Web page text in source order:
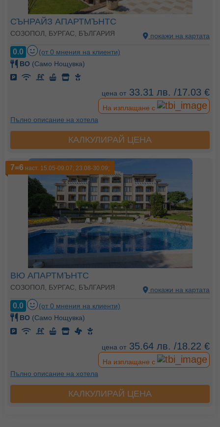
СЪНРАЙЗ АПАРТМЪНТС
СОЗОПОЛ, БУРГАС, БЪЛГАРИЯ покажи на картата
0.0
(от 0 мнения на клиенти)
BO (Само Нощувка)
цена от 33.31 лв. /17.03 €
На изплащане с
Пълно описание на хотела
КАЛКУЛИРАЙ ЦЕНА
7=6 наст. 15.05-09.07; 23.08-30.09;
ВЮ АПАРТМЪНТС
СОЗОПОЛ, БУРГАС, БЪЛГАРИЯ покажи на картата
0.0
(от 0 мнения на клиенти)
BO (Само Нощувка)
цена от 35.64 лв. /18.22 €
На изплащане с
Пълно описание на хотела
КАЛКУЛИРАЙ ЦЕНА